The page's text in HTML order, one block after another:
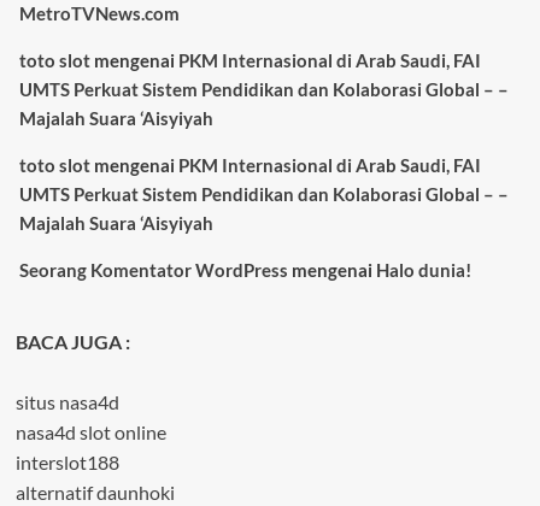
MetroTVNews.com
toto slotmengenai PKM Internasional di Arab Saudi, FAI
UMTS Perkuat Sistem Pendidikan dan Kolaborasi Global – –
Majalah Suara ‘Aisyiyah
toto slotmengenai PKM Internasional di Arab Saudi, FAI
UMTS Perkuat Sistem Pendidikan dan Kolaborasi Global – –
Majalah Suara ‘Aisyiyah
Seorang Komentator WordPress mengenai Halo dunia!
BACA JUGA :
situs nasa4d
nasa4d slot online
interslot188
alternatif daunhoki